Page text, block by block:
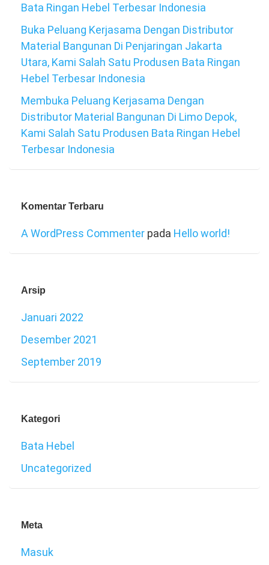
Bata Ringan Hebel Terbesar Indonesia
Buka Peluang Kerjasama Dengan Distributor
Material Bangunan Di Penjaringan Jakarta
Utara, Kami Salah Satu Produsen Bata Ringan
Hebel Terbesar Indonesia
Membuka Peluang Kerjasama Dengan
Distributor Material Bangunan Di Limo Depok,
Kami Salah Satu Produsen Bata Ringan Hebel
Terbesar Indonesia
Komentar Terbaru
A WordPress Commenter pada Hello world!
Arsip
Januari 2022
Desember 2021
September 2019
Kategori
Bata Hebel
Uncategorized
Meta
Masuk